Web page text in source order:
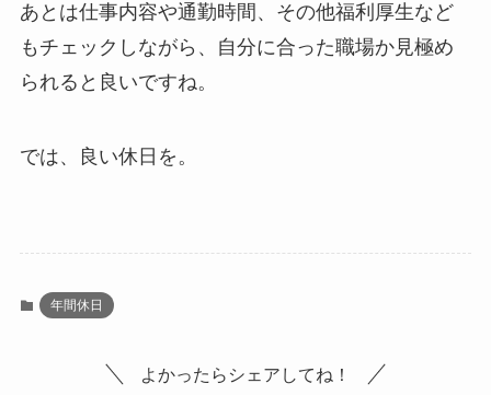
あとは仕事内容や通勤時間、その他福利厚生など
もチェックしながら、自分に合った職場か見極め
られると良いですね。
では、良い休日を。
年間休日
よかったらシェアしてね！